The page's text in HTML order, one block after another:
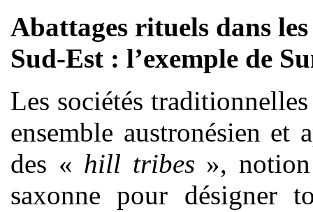
Abattages rituels dans
Sud-Est : l’exemple de
Les sociétés
ensemble austronésien et
des « hill tribes »,
saxonne pour désigner